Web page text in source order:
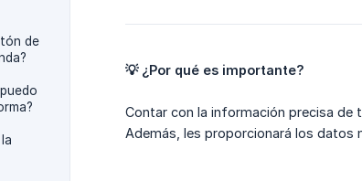
de
💡 ¿Por qué es importante?
Contar con la información precisa de
Además, les proporcionará los datos